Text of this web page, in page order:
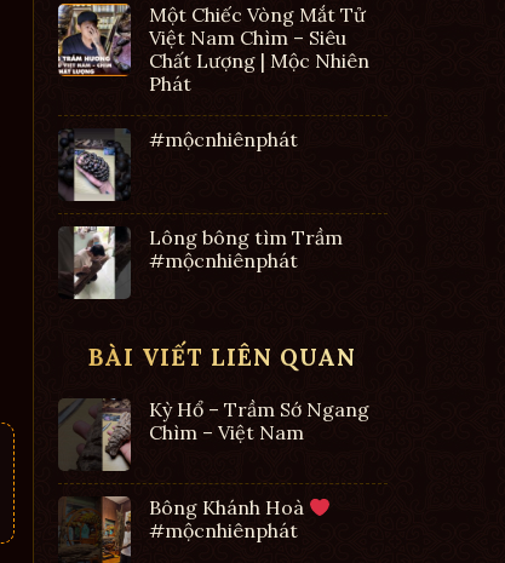
Một Chiếc Vòng Mắt Tử
Việt Nam Chìm – Siêu
Chất Lượng | Mộc Nhiên
Phát
#mộcnhiênphát
Lông bông tìm Trầm
#mộcnhiênphát
BÀI VIẾT LIÊN QUAN
Kỳ Hổ – Trầm Sớ Ngang
Chìm – Việt Nam
Bông Khánh Hoà
#mộcnhiênphát